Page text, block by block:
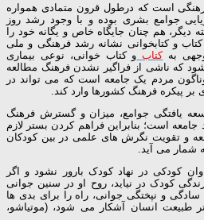
است که درطول قرون متمادی همواره
جوامع بشری بوده و با وجود رشد روز
دیگر، هم چنان جایگاه خاص و یگانه خود را
و کتابخوانی نشانه رشد فرهنگی و ملی
بهکتاب و کتاب خوانی، نوعی بیماری
که ناشی از فراگیر نشدن فرهنگ مطالعه
مردم یک جامعه است که می تواند در
پیکره فرهنگ کشورها وارد کند.
یافتگی جوامع، میزان و گسترش فرهنگ
جامعه است؛ بنابراین فراهم کردن بستر لازم
و تقویت نگرش های علمی در بین کودکان
شمار می آید.
کودکی در نهاد کودک بارور نشود و اگر
کودک در نیاید، روح او در سنین جوانی
و نپختگی جوانی، راه را برای بدی ها
طبیعت انسان آشکار می شود، (موتیاشو،